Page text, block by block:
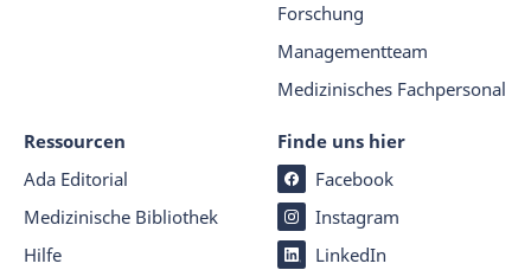
Forschung
Managementteam
Medizinisches Fachpersonal
Ressourcen
Ada Editorial
Medizinische Bibliothek
Hilfe
Finde uns hier
Facebook
Instagram
LinkedIn